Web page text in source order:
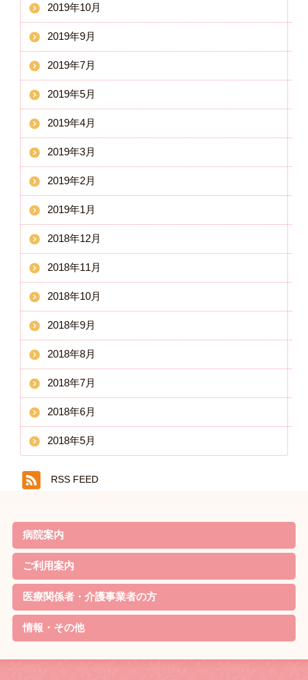
2019年10月
2019年9月
2019年7月
2019年5月
2019年4月
2019年3月
2019年2月
2019年1月
2018年12月
2018年11月
2018年10月
2018年9月
2018年8月
2018年7月
2018年6月
2018年5月
RSS FEED
病院案内
院長ごあいさつ
基本理念・基本方針
患者様の権利と責務・子ども憲章
病院機能評価の認定
概要・沿革
当院の特徴
診療案内
病院実績
職員体制・部門紹介
対象疾患
ご利用案内
リハビリのご案内
外来について
家族教室
定期便
入院について
お見舞いの方
院内無料Wi-Fi利用規約
医療関係者・介護事業者の方
資格取得
リハビリ最新機器
学会発表
情報・その他
待機状況
新着情報
採用情報
交通アクセス
リンク
サイトマップ
個人情報の取り扱いについて
お問合せ・ご相談
病院ソーシャルメディア運用規程
お知らせ
研究情報の公開について